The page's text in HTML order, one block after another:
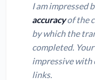
I am impressed
accuracyof the
by which the
completed.
impressive with
links.